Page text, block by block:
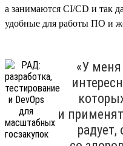
а занимаются CI/CD и так
удобные для работы ПО и
«У
и